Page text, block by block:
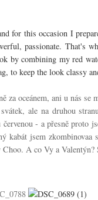
for this occasion I
passionate. That's
by combining my red
to keep the look classy
za oceánem, ani u nás
ale na druhou
- a přesně proto
kabát jsem
A co Vy a Valentýn?